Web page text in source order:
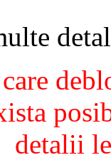
detalii